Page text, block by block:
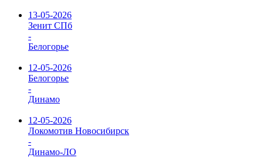
13-05-2026
Зенит СПб
-
Белогорье
12-05-2026
Белогорье
-
Динамо
12-05-2026
Локомотив Новосибирск
-
Динамо-ЛО